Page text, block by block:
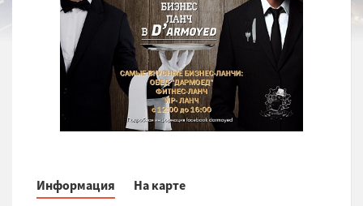
Информация На карте